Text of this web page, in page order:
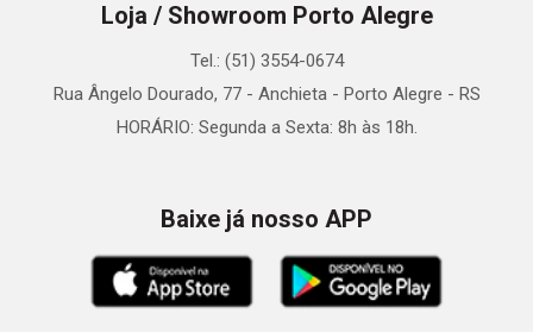
Loja / Showroom Porto Alegre
Tel.: (51) 3554-0674
Rua Ângelo Dourado, 77 - Anchieta - Porto Alegre - RS
HORÁRIO: Segunda a Sexta: 8h às 18h.
Baixe já nosso APP